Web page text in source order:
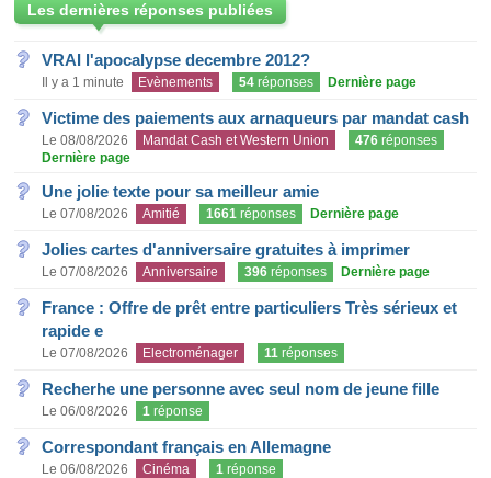
Les dernières réponses publiées
VRAI l'apocalypse decembre 2012?
Il y a 1 minute Evènements 54 réponses Dernière page
Victime des paiements aux arnaqueurs par mandat cash
Le 08/08/2026 Mandat Cash et Western Union 476 réponses
Dernière page
Une jolie texte pour sa meilleur amie
Le 07/08/2026 Amitié 1661 réponses Dernière page
Jolies cartes d'anniversaire gratuites à imprimer
Le 07/08/2026 Anniversaire 396 réponses Dernière page
France : Offre de prêt entre particuliers Très sérieux et
rapide e
Le 07/08/2026 Electroménager 11 réponses
Recherhe une personne avec seul nom de jeune fille
Le 06/08/2026 1 réponse
Correspondant français en Allemagne
Le 06/08/2026 Cinéma 1 réponse